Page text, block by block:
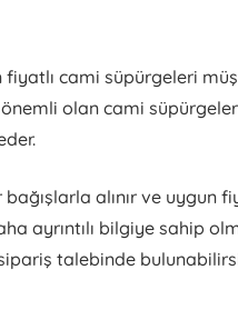
cami süpürgeleri
olan cami
alınır ve uygun
ayrıntılı bilgiye sahip
talebinde